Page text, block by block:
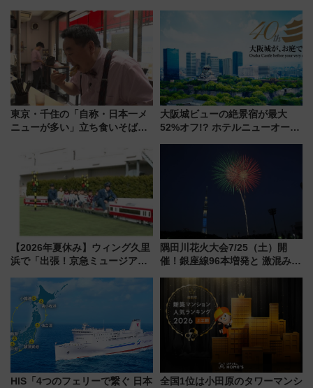
東京・千住の「自称・日本一メ
ニューが多い」立ち食いそば屋
地のふらっと立ち食いそば』
7/27夜10時～放送
大阪城ビューの絶景宿が最大
52%オフ!? ホテルニューオータ
ール」で秋の関西旅を豪華にす
る方法（8月20日まで！）
【2026年夏休み】ウィング久里
浜で「出張！京急ミュージア
ラリーや子ども制服撮影も
隅田川花火大会7/25（土）開
催！銀座線96本増発と 激混みの
アクセス攻略法、2万発の花火が
都心の夜に！
HIS「4つのフェリーで繋ぐ 日本
全国1位は小田原のタワーマンシ